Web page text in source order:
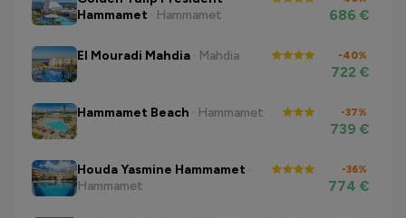
Hammamet · Hammamet 686 €
El Mouradi Mahdia · Mahdia -40%
722 €
Hammamet Beach · Hammamet -37%
739 €
Houda Yasmine Hammamet ·
Hammamet
-36%
774 €